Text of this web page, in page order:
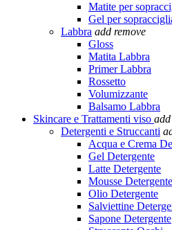
Matite per
Gel per
Labbra add remove
Gloss
Matita Labbra
Primer Labbra
Rossetto
Volumizzante
Balsamo Labbra
Skincare e Trattamenti viso add
Detergenti e Struccanti
Acqua e Crema
Gel Detergente
Latte Detergente
Mousse Detergente
Olio Detergente
Salviettine
Sapone Detergente